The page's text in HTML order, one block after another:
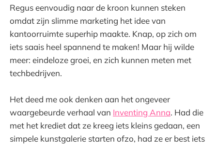
Regus eenvoudig naar de kroon kunnen steken
omdat zijn slimme marketing het idee van
kantoorruimte superhip maakte. Knap, op zich om
iets saais heel spannend te maken! Maar hij wilde
meer: eindeloze groei, en zich kunnen meten met
techbedrijven.
Het deed me ook denken aan het ongeveer
waargebeurde verhaal van Inventing Anna. Had die
met het krediet dat ze kreeg iets kleins gedaan, een
simpele kunstgalerie starten ofzo, had ze er best iets